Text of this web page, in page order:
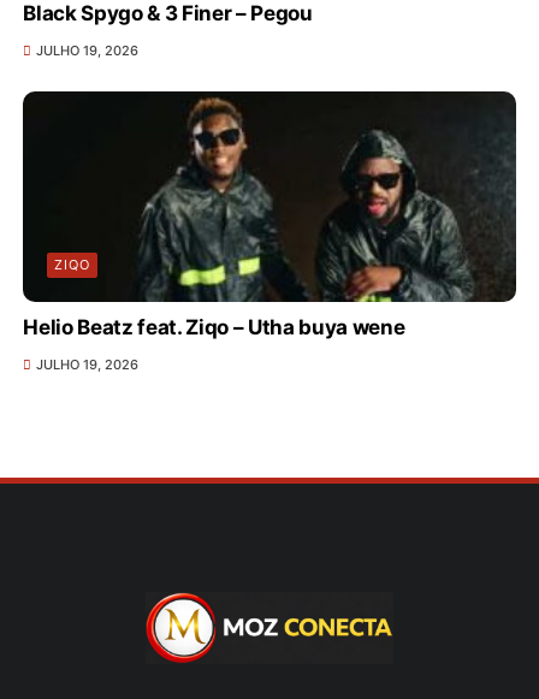
Black Spygo & 3 Finer – Pegou
JULHO 19, 2026
ZIQO
Helio Beatz feat. Ziqo – Utha buya wene
JULHO 19, 2026